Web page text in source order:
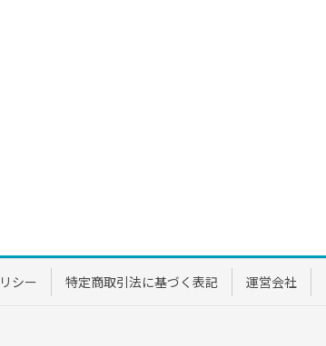
シー 特定商取引法に基づく表記 運営会社